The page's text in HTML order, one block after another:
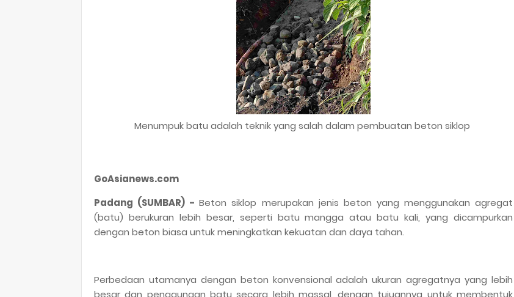
Menumpuk batu adalah teknik yang salah dalam pembuatan beton siklop
GoAsianews.com
Padang (SUMBAR) -Beton siklop merupakan jenis beton yang menggunakan agregat
(batu) berukuran lebih besar, seperti batu mangga atau batu kali, yang dicampurkan
dengan beton biasa untuk meningkatkan kekuatan dan daya tahan.
Perbedaan utamanya dengan beton konvensional adalah ukuran agregatnya yang lebih
besar dan penggunaan batu secara lebih massal, dengan tujuannya untuk membentuk